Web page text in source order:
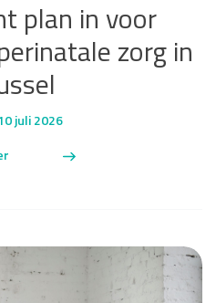
plan in voor
zorg in
juli 2026